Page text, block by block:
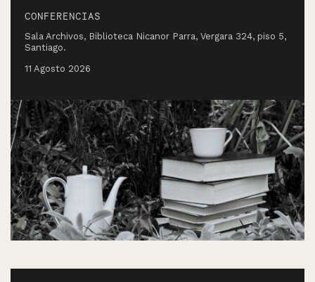
CONFERENCIAS
Sala Archivos, Biblioteca Nicanor Parra, Vergara 324, piso 5,
Santiago.
11 Agosto 2026